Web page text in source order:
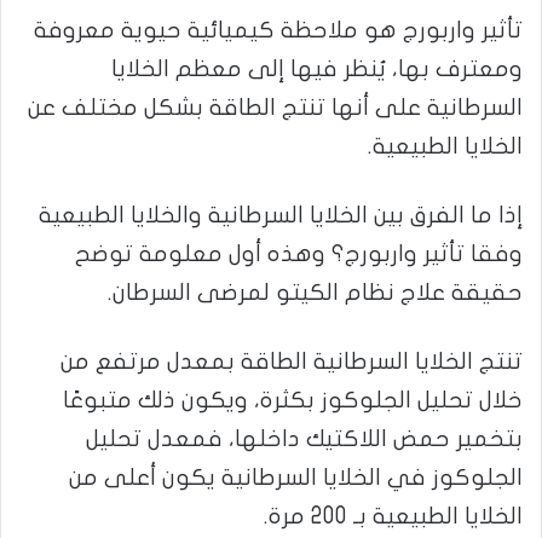
تأثير واربورج هو ملاحظة كيميائية حيوية معروفة
ومعترف بها، يُنظر فيها إلى معظم الخلايا
السرطانية على أنها تنتج الطاقة بشكل مختلف عن
الخلايا الطبيعية.
إذا ما الفرق بين الخلايا السرطانية والخلايا الطبيعية
وفقا تأثير واربورج؟ وهذه أول معلومة توضح
حقيقة علاج نظام الكيتو لمرضى السرطان.
تنتج الخلايا السرطانية الطاقة بمعدل مرتفع من
خلال تحليل الجلوكوز بكثرة، ويكون ذلك متبوعًا
بتخمير حمض اللاكتيك داخلها، فمعدل تحليل
الجلوكوز في الخلايا السرطانية يكون أعلى من
الخلايا الطبيعية بـ 200 مرة.